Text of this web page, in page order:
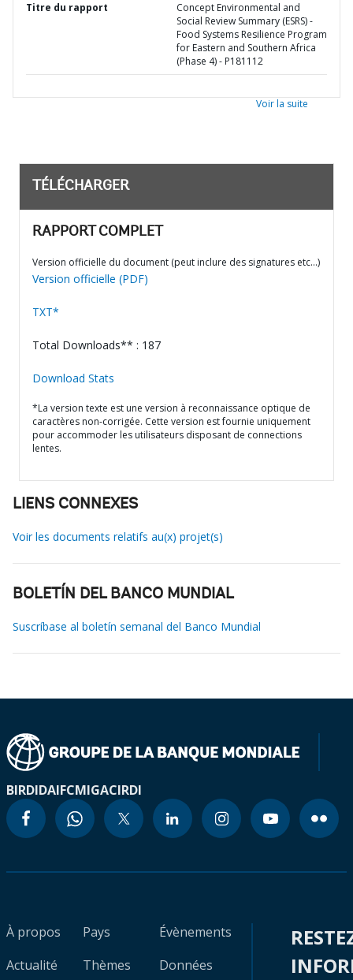
Titre du rapport
Concept Environmental and
Social Review Summary (ESRS) -
Food Systems Resilience Program
for Eastern and Southern Africa
(Phase 4) - P181112
Voir la suite
TÉLÉCHARGER
RAPPORT COMPLET
Version officielle du document (peut inclure des signatures etc…)
Version officielle (PDF)
TXT*
Total Downloads** : 187
Download Stats
*La version texte est une version à reconnaissance optique de
caractères non-corrigée. Cette version est fournie uniquement
pour accommoder les utilisateurs disposant de connections
lentes.
LIENS CONNEXES
Voir les documents relatifs au(x) projet(s)
BOLETÍN DEL BANCO MUNDIAL
Suscríbase al boletín semanal del Banco Mundial
BIRDIDAIFCMIGACIRDI
À propos
Actualité
Pays
Thèmes
Évènements
Données